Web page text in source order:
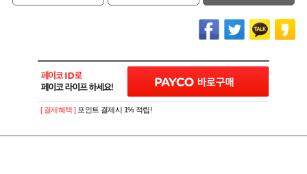
[ 결제혜택 ] 포인트 결제시 1% 적립!